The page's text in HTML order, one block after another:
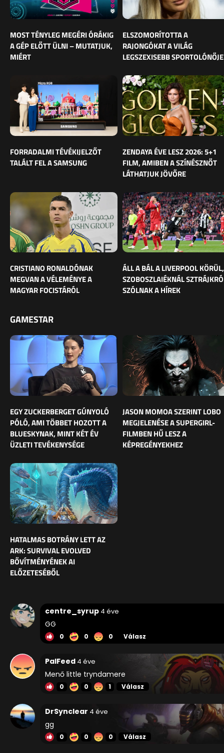
MOST TÉNYLEG MEGÉRI ÓRÁKIG
A GÉP ELŐTT ÜLNI – MUTATJUK,
MIÉRT
ELSZOMORÍTOTTA A
RAJONGÓKAT A VILÁG
LEGSZEXISEBB SPORTOLÓNŐJE
FORRADALMI TÉVÉKIJELZŐT
TALÁLT FEL A SAMSUNG
ZENDAYA ÉVE LESZ 2026: 5+1
FILM, AMIBEN A SZÍNÉSZNŐT
LÁTHATJUK JÖVŐRE
CRISTIANO RONALDÓNAK
MEGVAN A VÉLEMÉNYE A
MAGYAR FOCISTÁRÓL
ÁLL A BÁL A LIVERPOOL KÖRÜL,
SZOBOSZLAIÉKNÁL
SZÓLNAK A HÍREK
GAMESTAR
EGY ZUCKERBERGET GÚNYOLÓ
PÓLÓ, AMI TÖBBET HOZOTT A
BLUESKYNAK, MINT KÉT ÉV
ÜZLETI TEVÉKENYSÉGE
JASON MOMOA SZERINT LOBO
MEGJELENÉSE A SUPERGIRL-
FILMBEN HŰ LESZ A
KÉPREGÉNYEKHEZ
HATALMAS BOTRÁNY LETT AZ
ARK: SURVIVAL EVOLVED
BŐVÍTMÉNYÉNEK AI
ELŐZETESÉBŐL
centre_syrup 4 éve
GG
0 0 0 Válasz
PalFeed 4 éve
Menő little tryndamere
0 0 1 Válasz
DrSynclear 4 éve
gg
0 0 0 Válasz